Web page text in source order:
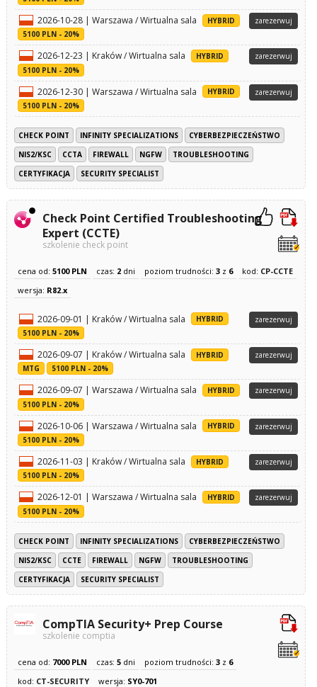
2026-10-28 | Warszawa / Wirtualna sala
HYBRID
5100 PLN - 20%
zarezerwuj
2026-12-23 | Kraków / Wirtualna sala
HYBRID
5100 PLN - 20%
zarezerwuj
2026-12-30 | Warszawa / Wirtualna sala
HYBRID
5100 PLN - 20%
zarezerwuj
CHECK POINT INFINITY SPECIALIZATIONS
CYBERBEZPIECZEŃSTWO
NIS2/KSC
CCTA FIREWALL NGFW
TROUBLESHOOTING
CERTYFIKACJA
SECURITY SPECIALIST
Check Point Certified Troubleshooting
Expert (CCTE)
szkolenie check point
cena od: 5100 PLN czas: 2dni poziom trudności: 3z 6 kod: CP-CCTE
wersja: R82.x
2026-09-01 | Kraków / Wirtualna sala
HYBRID
5100 PLN - 20%
zarezerwuj
2026-09-07 | Kraków / Wirtualna sala
HYBRID
MTG
5100 PLN - 20%
zarezerwuj
2026-09-07 | Warszawa / Wirtualna sala
HYBRID
5100 PLN - 20%
zarezerwuj
2026-10-06 | Warszawa / Wirtualna sala
HYBRID
5100 PLN - 20%
zarezerwuj
2026-11-03 | Kraków / Wirtualna sala
HYBRID
5100 PLN - 20%
zarezerwuj
2026-12-01 | Warszawa / Wirtualna sala
HYBRID
5100 PLN - 20%
zarezerwuj
CHECK POINT INFINITY SPECIALIZATIONS
CYBERBEZPIECZEŃSTWO
NIS2/KSC
CCTE FIREWALL NGFW
TROUBLESHOOTING
CERTYFIKACJA
SECURITY SPECIALIST
CompTIA Security+ Prep Course
szkolenie comptia
cena od: 7000 PLN czas: 5dni poziom trudności: 3z 6
kod: CT-SECURITY wersja: SY0-701